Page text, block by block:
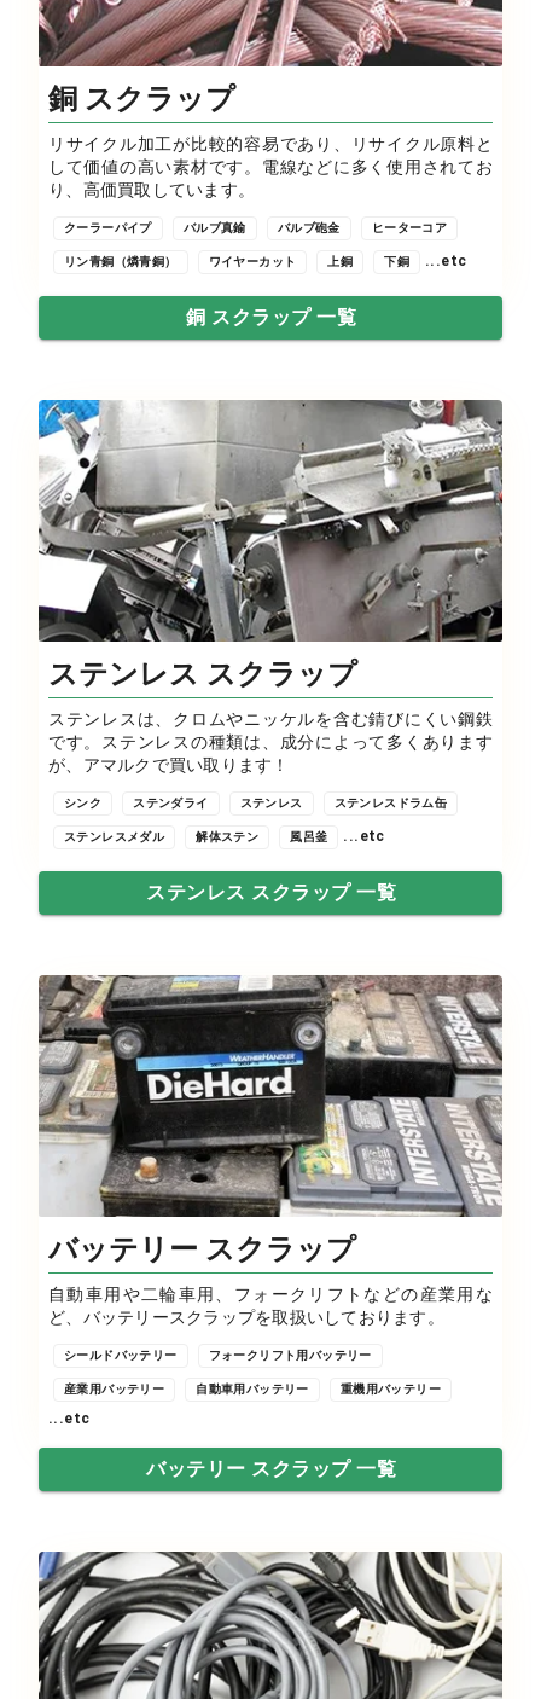
銅 スクラップ
リサイクル加工が比較的容易であり、リサイクル原料と
して価値の高い素材です。電線などに多く使用されてお
り、高価買取しています。
クーラーパイプ バルブ真鍮 バルブ砲金 ヒーターコア
リン青銅（燐青銅） ワイヤーカット 上銅 下銅 ...etc
銅 スクラップ 一覧
ステンレス スクラップ
ステンレスは、クロムやニッケルを含む錆びにくい鋼鉄
です。ステンレスの種類は、成分によって多くあります
が、アマルクで買い取ります！
シンク ステンダライ ステンレス ステンレスドラム缶
ステンレスメダル 解体ステン 風呂釜 ...etc
ステンレス スクラップ 一覧
バッテリー スクラップ
自動車用や二輪車用、フォークリフトなどの産業用な
ど、バッテリースクラップを取扱いしております。
シールドバッテリー フォークリフト用バッテリー
産業用バッテリー 自動車用バッテリー 重機用バッテリー
...etc
バッテリー スクラップ 一覧